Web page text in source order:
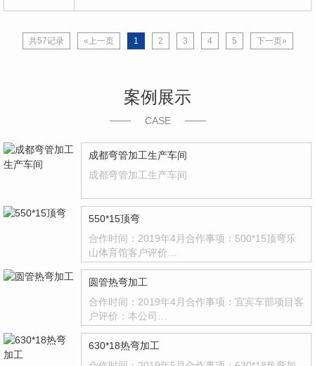
共57记录 «上一页 1 2 3 4 5 下一页»
案例展示
CASE
成都弯管加工生产车间
成都弯管加工生产车间
550*15顶弯
合作时间：2019年4月合作事项：500*15顶弯乐
山体育馆客户评价…
圆管热弯加工
合作时间：2019年4月合作事项：宜宾车部项目客
户评价：本公司…
630*18热弯加工